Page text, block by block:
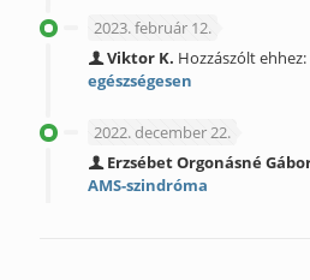
2023. február 12.
Viktor K. Hozzászólt ehhez:
egészségesen
2022. december 22.
Erzsébet Orgonásné
AMS-szindróma